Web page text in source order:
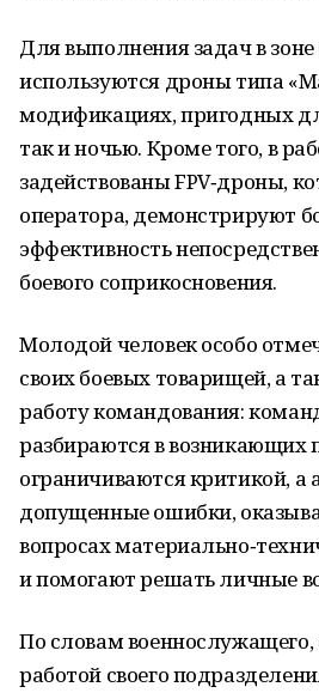
Для выполнения задач в
используются дроны типа
модификациях, пригодных
так и ночью. Кроме того, в
задействованы FPV‑дроны,
оператора, демонстрируют
эффективность
боевого соприкосновения.
Молодой человек особо
своих боевых товарищей, а
работу командования:
разбираются в возникающих
ограничиваются критикой, а
допущенные ошибки,
вопросах
и помогают решать личные
По словам военнослужащего,
работой своего